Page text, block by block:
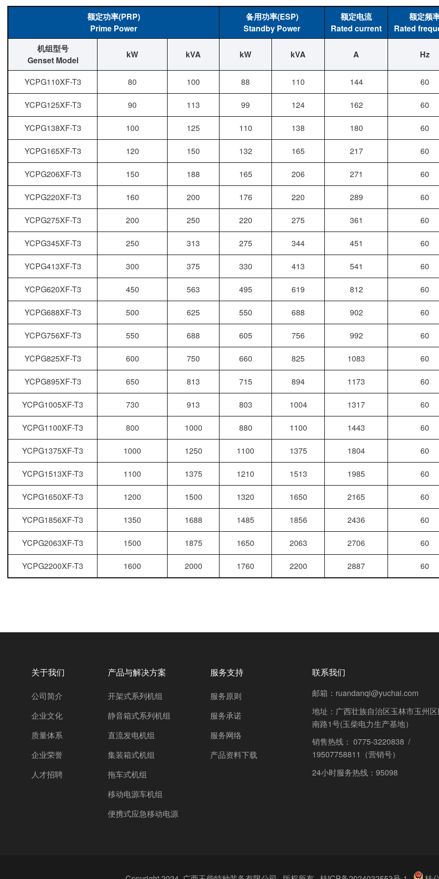
额定功率(PRP)
Prime Power
备用功率(ESP)
Standby Power
额定电流
Rated current
额定频
Rated
机组型号
Genset Model
kW kVA kW kVA A Hz
YCPG110XF-T3 80 100 88 110 144 60
YCPG125XF-T3 90 113 99 124 162 60
YCPG138XF-T3 100 125 110 138 180 60
YCPG165XF-T3 120 150 132 165 217 60
YCPG206XF-T3 150 188 165 206 271 60
YCPG220XF-T3 160 200 176 220 289 60
YCPG275XF-T3 200 250 220 275 361 60
YCPG345XF-T3 250 313 275 344 451 60
YCPG413XF-T3 300 375 330 413 541 60
YCPG620XF-T3 450 563 495 619 812 60
YCPG688XF-T3 500 625 550 688 902 60
YCPG756XF-T3 550 688 605 756 992 60
YCPG825XF-T3 600 750 660 825 1083 60
YCPG895XF-T3 650 813 715 894 1173 60
YCPG1005XF-T3 730 913 803 1004 1317 60
YCPG1100XF-T3 800 1000 880 1100 1443 60
YCPG1375XF-T3 1000 1250 1100 1375 1804 60
YCPG1513XF-T3 1100 1375 1210 1513 1985 60
YCPG1650XF-T3 1200 1500 1320 1650 2165 60
YCPG1856XF-T3 1350 1688 1485 1856 2436 60
YCPG2063XF-T3 1500 1875 1650 2063 2706 60
YCPG2200XF-T3 1600 2000 1760 2200 2887 60
关于我们
公司简介
企业文化
质量体系
企业荣誉
人才招聘
产品与解决方案
开架式系列机组
静音箱式系列机组
直流发电机组
集装箱式机组
拖车式机组
移动电源车机组
便携式应急移动电源
服务支持
服务原则
服务承诺
服务网络
产品资料下载
联系我们
邮箱：ruandanqi@yuchai.com
地址：广西壮族自治区玉林市玉州
南路1号(玉柴电力生产基地）
销售热线： 0775-3220838 /
19507758811（营销号）
24小时服务热线：95098